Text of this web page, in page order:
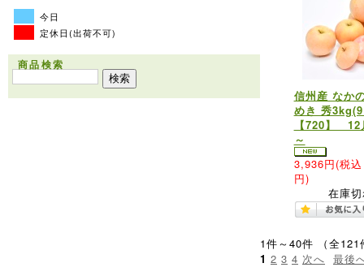
今日
定休日(出荷不可)
商品検索
信州産 なか
めき 秀
【720】 12
～
3,936円(税
円)
在庫
1件～40件 （全
1 2 3 4 次へ 最後